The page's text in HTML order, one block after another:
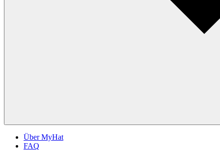
Über MyHat
FAQ